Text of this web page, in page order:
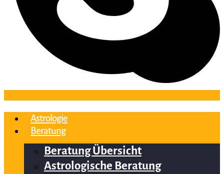
Astrologie
Beratung
Beratung Übersicht
Astrologische Beratung